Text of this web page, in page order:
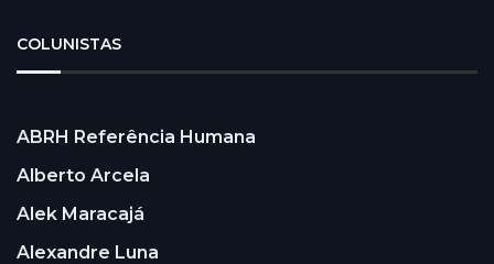
COLUNISTAS
ABRH Referência Humana
Alberto Arcela
Alek Maracajá
Alexandre Luna